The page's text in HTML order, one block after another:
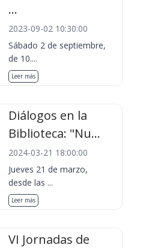
...
2023-09-02 10:30:00
Sábado 2 de septiembre,
de 10....
Leer más
Diálogos en la
Biblioteca: "Nu...
2024-03-21 18:00:00
Jueves 21 de marzo,
desde las ...
Leer más
VI Jornadas de